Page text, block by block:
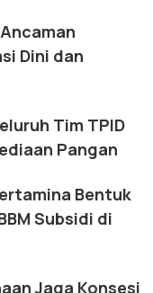
Dini dan
Tim TPID
Pangan
Bentuk
Subsidi di
Jaga Konsesi